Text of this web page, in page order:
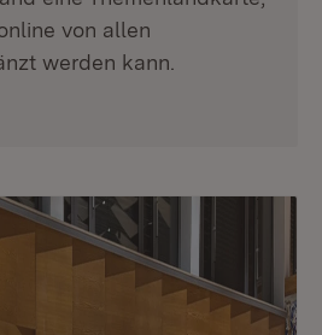
von allen
werden kann.